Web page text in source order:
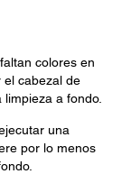
colores en
el cabezal de
a fondo.
una
por lo menos